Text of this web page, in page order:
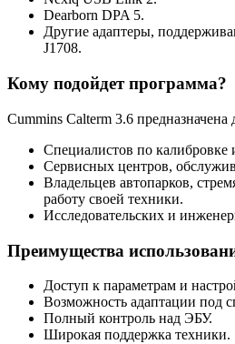
Dearborn DPA 5.
Другие адаптеры,
J1708.
Кому подойдет программа?
Cummins Calterm 3.6 предназначена
Специалистов по калибровке
Сервисных центров,
Владельцев автопарков,
работу своей техники.
Исследовательских и
Преимущества
Доступ к параметрам и
Возможность адаптации под
Полный контроль над ЭБУ.
Широкая поддержка техники.